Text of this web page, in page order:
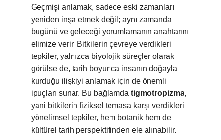
Geçmişi anlamak, sadece eski zamanları
yeniden inşa etmek değil; aynı zamanda
bugünü ve geleceği yorumlamanın anahtarını
elimize verir. Bitkilerin çevreye verdikleri
tepkiler, yalnızca biyolojik süreçler olarak
görülse de, tarih boyunca insanın doğayla
kurduğu ilişkiyi anlamak için de önemli
ipuçları sunar. Bu bağlamda tigmotropizma,
yani bitkilerin fiziksel temasa karşı verdikleri
yönelimsel tepkiler, hem botanik hem de
kültürel tarih perspektifinden ele alınabilir.